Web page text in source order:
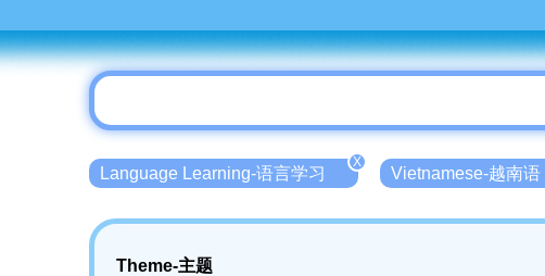
Language Learning-语言学习
X
Vietnamese-越南语
Theme-主题